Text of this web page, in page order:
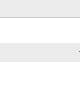
MIX